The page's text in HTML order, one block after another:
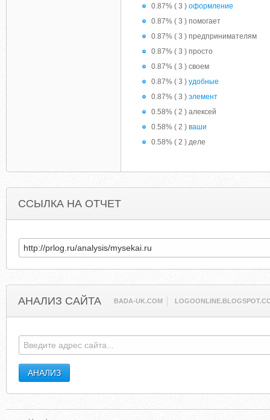
0.87% ( 3 ) оформление
0.87% ( 3 ) помогает
0.87% ( 3 ) предпринимателям
0.87% ( 3 ) просто
0.87% ( 3 ) своем
0.87% ( 3 ) удобные
0.87% ( 3 ) элемент
0.58% ( 2 ) алексей
0.58% ( 2 ) ваши
0.58% ( 2 ) деле
ССЫЛКА НА ОТЧЕТ
АНАЛИЗ САЙТА BADA-UK.COM